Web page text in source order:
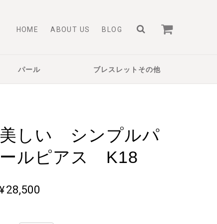
HOME ABOUT US BLOG
パール ブレスレットその他
美しい シンプルパ
ールピアス K18
¥28,500